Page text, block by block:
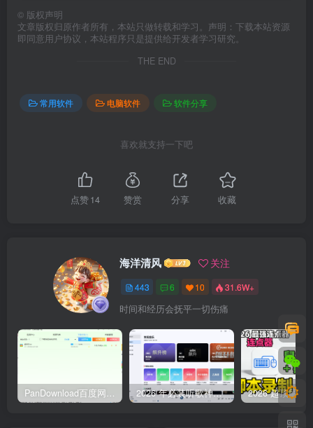
© 版权声明
文章版权归原作者所有，本站只做转载和学习。声明：下载本站资源
即同意用户协议，本站程序只是提供给开发者学习研究。
THE END
常用软件 电脑软件 软件分享
喜欢就支持一下吧
点赞14 赞赏 分享 收藏
海洋清风 关注
443 6 10 31.6W+
时间和经历会抚平一切伤痛
PanDownload百度网盘不限速V5稳定版 2026 年必装听歌神器，免费听遍全网无损音质歌单